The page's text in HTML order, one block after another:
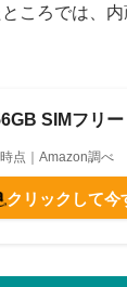
ころでは、
SIMフリ
点｜Amazon調べ
クリックして今